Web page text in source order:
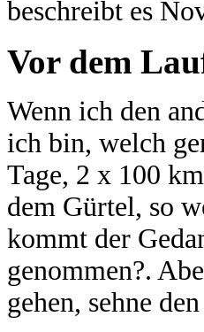
beschreibt es
Vor dem
Wenn ich den
ich bin, welch
Tage, 2 x 100
dem Gürtel, so
kommt der
genommen?.
gehen, sehne